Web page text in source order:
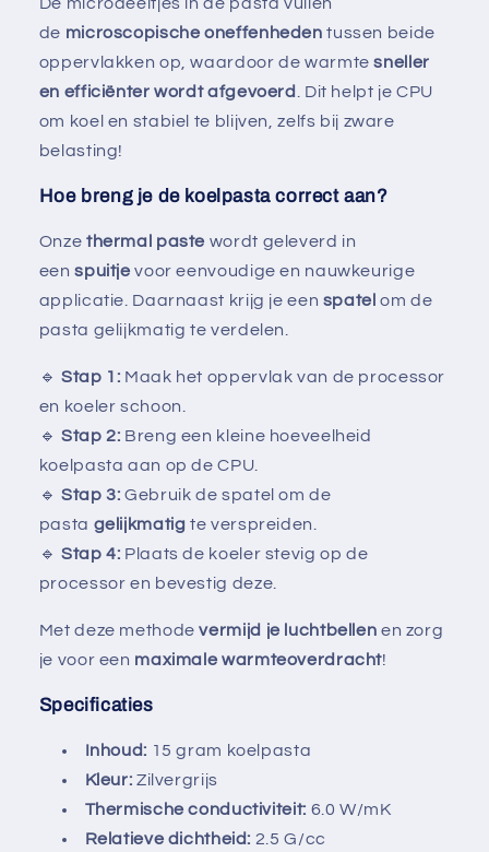
De microdeeltjes in de pasta vullen
de microscopische oneffenheden tussen beide
oppervlakken op, waardoor de warmtesneller
en efficiënter wordt afgevoerd. Dit helpt je CPU
om koel en stabiel te blijven, zelfs bij zware
belasting!
Hoe breng je de koelpasta correct aan?
Onze thermal paste wordt geleverd in
eenspuitje voor eenvoudige en nauwkeurige
applicatie. Daarnaast krijg je een spatel om de
pasta gelijkmatig te verdelen.
🔹Stap 1: Maak het oppervlak van de processor
en koeler schoon.
🔹Stap 2: Breng een kleine hoeveelheid
koelpasta aan op de CPU.
🔹Stap 3: Gebruik de spatel om de
pasta gelijkmatig te verspreiden.
🔹Stap 4: Plaats de koeler stevig op de
processor en bevestig deze.
Met deze methodevermijd je luchtbellen en zorg
je voor een maximale warmteoverdracht!
Specificaties
Inhoud: 15 gram koelpasta
Kleur: Zilvergrijs
Thermische conductiviteit: 6.0 W/mK
Relatieve dichtheid: 2.5 G/cc